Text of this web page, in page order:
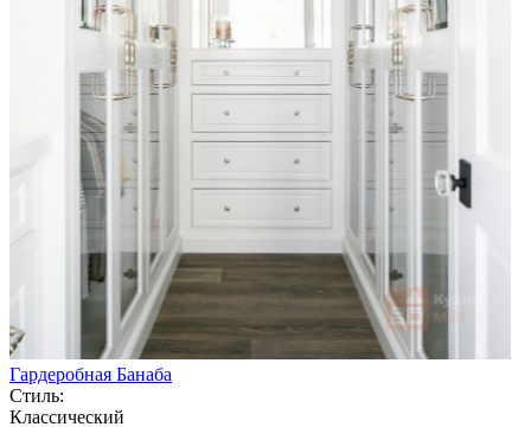
Гардеробная Банаба
Стиль:
Классический